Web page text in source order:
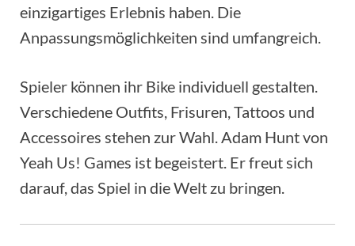
einzigartiges Erlebnis haben. Die
Anpassungsmöglichkeiten sind umfangreich.
Spieler können ihr Bike individuell gestalten.
Verschiedene Outfits, Frisuren, Tattoos und
Accessoires stehen zur Wahl. Adam Hunt von
Yeah Us! Games ist begeistert. Er freut sich
darauf, das Spiel in die Welt zu bringen.